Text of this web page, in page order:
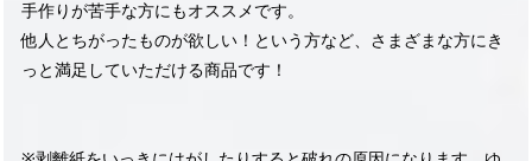
手作りが苦手な方にもオススメです。
他人とちがったものが欲しい！という方など、さまざまな方にき
っと満足していただける商品です！